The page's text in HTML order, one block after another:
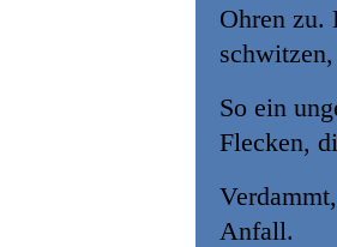
Ohren zu.
So ein
Flecken,
Anfall.